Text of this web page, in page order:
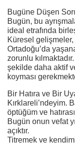
Bugüne Düşen
Bugün, bu
ideal etrafında
Küresel
Ortadoğu’da
zorunlu
şekilde daha aktif
koyması
Bir Hatıra ve Bir
Kırklareli’ndeyim.
öptüğüm ve
Bugün onun vefat
açıktır.
Titremek ve